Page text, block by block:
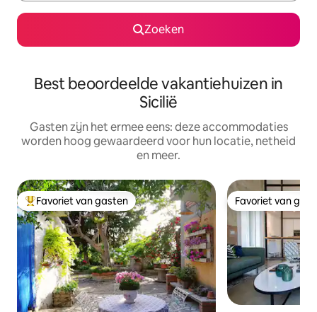
Zoeken
Best beoordeelde vakantiehuizen in
Sicilië
Gasten zijn het ermee eens: deze accommodaties
worden hoog gewaardeerd voor hun locatie, netheid
en meer.
Topfavoriet van gasten
Favoriet van gasten Favoriet van
Favoriet van